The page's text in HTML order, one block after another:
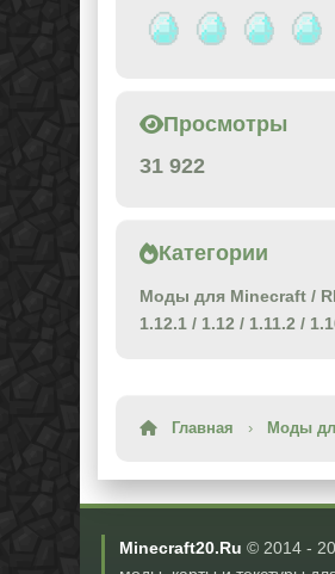
Просмотры
31 922
Категории
Моды для Minecraft /
1.12.1 / 1.12 / 1.11.2 /
Главная › Моды
Minecraft20.Ru © 2014 -